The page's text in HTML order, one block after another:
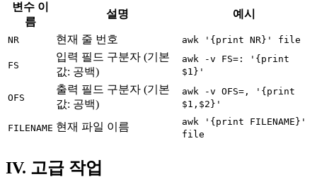
변수 이
름
설명 예시
NR 현재 줄 번호 awk '{print NR}' file
FS
입력 필드 구분자 (기본
값: 공백)
awk -v FS=: '{print
$1}'
OFS
출력 필드 구분자 (기본
값: 공백)
awk -v OFS=, '{print
$1,$2}'
FILENAME 현재 파일 이름
awk '{print FILENAME}'
file
IV. 고급 작업